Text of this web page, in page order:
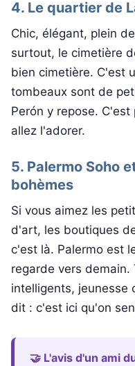
4. Le quartier de
Chic, élégant, plein
surtout, le cimetière
bien cimetière. C'est
tombeaux sont de
Perón y repose.
allez l'adorer.
5. Palermo Soho
bohèmes
Si vous aimez les
d'art, les boutiques
c'est là. Palermo est
regarde vers
intelligents, jeunesse
dit : c'est ici qu'on
🤝 L'avis d'un ami